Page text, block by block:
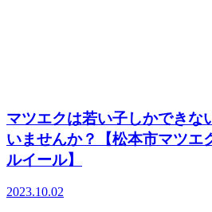
マツエクは若い子しかできな
いませんか？【松本市マツエ
ルイール】
2023.10.02